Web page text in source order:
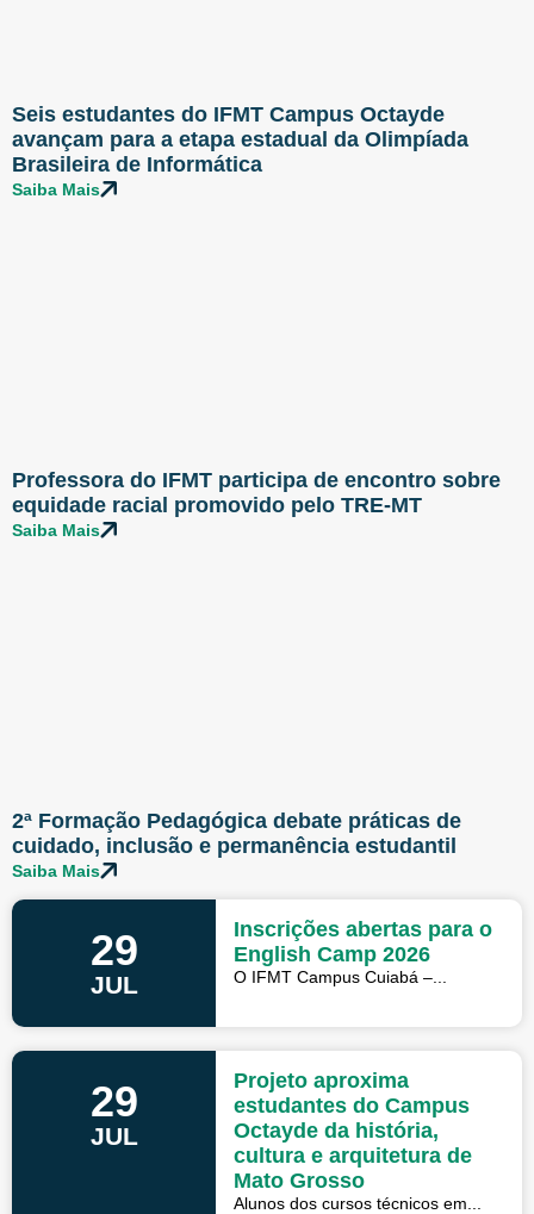
Seis estudantes do IFMT Campus Octayde
avançam para a etapa estadual da Olimpíada
Brasileira de Informática
Saiba Mais
Professora do IFMT participa de encontro sobre
equidade racial promovido pelo TRE-MT
Saiba Mais
2ª Formação Pedagógica debate práticas de
cuidado, inclusão e permanência estudantil
Saiba Mais
29
JUL
Inscrições abertas para o
English Camp 2026
O IFMT Campus Cuiabá –...
29
JUL
Projeto aproxima
estudantes do Campus
Octayde da história,
cultura e arquitetura de
Mato Grosso
Alunos dos cursos técnicos em...